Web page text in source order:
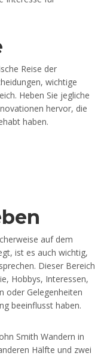
Reise der
wichtige
Heben Sie jegliche
hervor, die
haben.
auf dem
ist es auch wichtig,
Dieser Bereich
Hobbys, Interessen,
oder Gelegenheiten
beeinflusst haben.
Smith Wandern in
Hälfte und zwei